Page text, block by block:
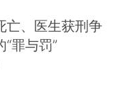
亡、医生获刑争
罪与罚”